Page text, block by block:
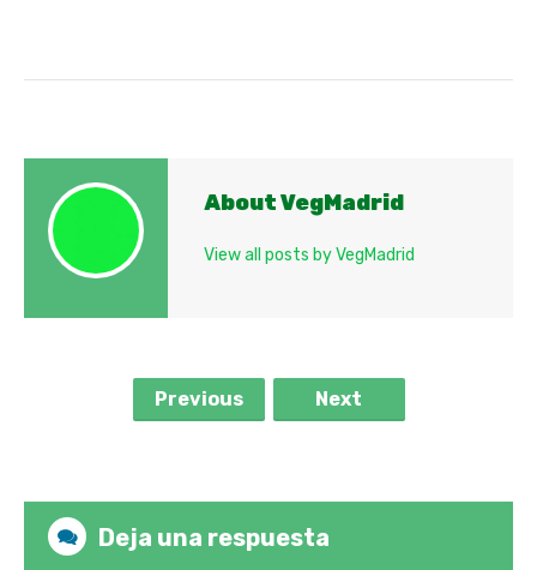
About VegMadrid
View all posts by VegMadrid
Previous Next
Deja una respuesta